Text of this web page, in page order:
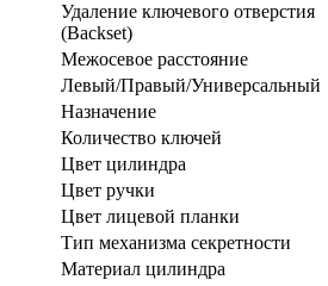
Удаление ключевого отверстия
(Backset)
Межосевое расстояние
Левый/Правый/Универсальный
Назначение
Количество ключей
Цвет цилиндра
Цвет ручки
Цвет лицевой планки
Тип механизма секретности
Материал цилиндра